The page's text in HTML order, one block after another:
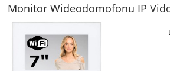
Monitor Wideodomofonu IP